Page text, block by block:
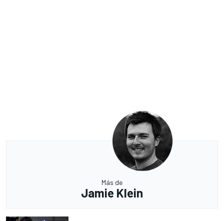
Más de
Jamie Klein